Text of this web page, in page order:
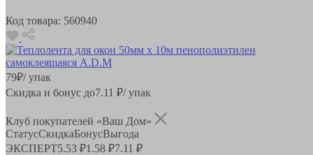
Код товара: 560940
79₽/ упак
Скидка и бонус до7.11 ₽/ упак
Клуб покупателей «Ваш Дом»
СтатусСкидкаБонусВыгода
ЭКСПЕРТ5.53 ₽1.58 ₽7.11 ₽